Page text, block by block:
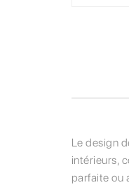
Le design
intérieurs,
parfaite ou